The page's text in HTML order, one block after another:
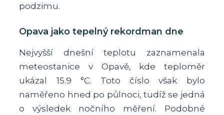
podzimu.
Opava jako tepelný rekordman dne
Nejvyšší dnešní teplotu zaznamenala
meteostanice v Opavě, kde teploměr
ukázal 15.9 °C. Toto číslo však bylo
naměřeno hned po půlnoci, tudíž se jedná
o výsledek nočního měření. Podobné